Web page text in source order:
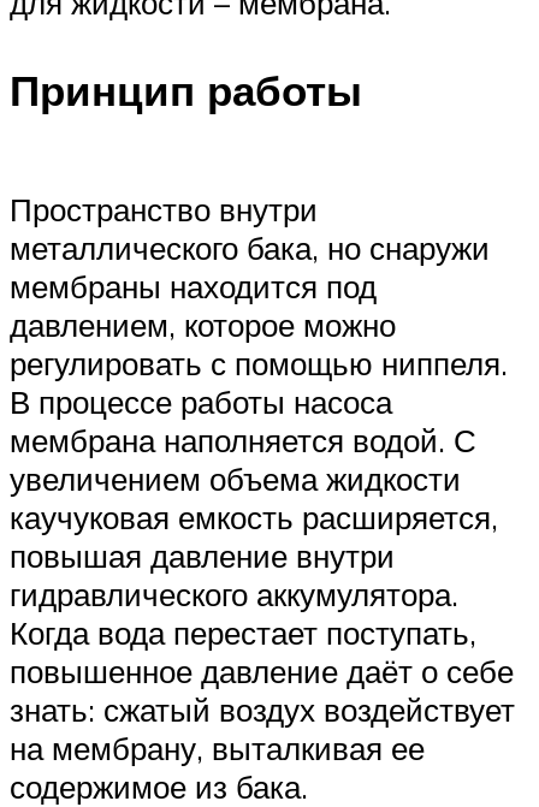
Принцип работы
Пространство внутри
металлического бака, но снаружи
мембраны находится под
давлением, которое можно
регулировать с помощью ниппеля.
В процессе работы насоса
мембрана наполняется водой. С
увеличением объема жидкости
каучуковая емкость расширяется,
повышая давление внутри
гидравлического аккумулятора.
Когда вода перестает поступать,
повышенное давление даёт о себе
знать: сжатый воздух воздействует
на мембрану, выталкивая ее
содержимое из бака.